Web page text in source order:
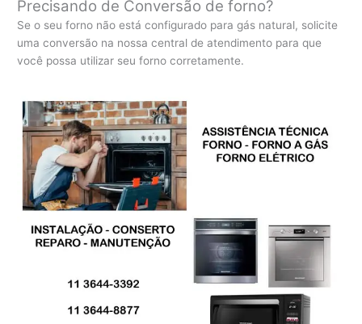
Precisando de Conversão de forno?
Se o seu forno não está configurado para gás natural, solicite
uma conversão na nossa central de atendimento para que
você possa utilizar seu forno corretamente.